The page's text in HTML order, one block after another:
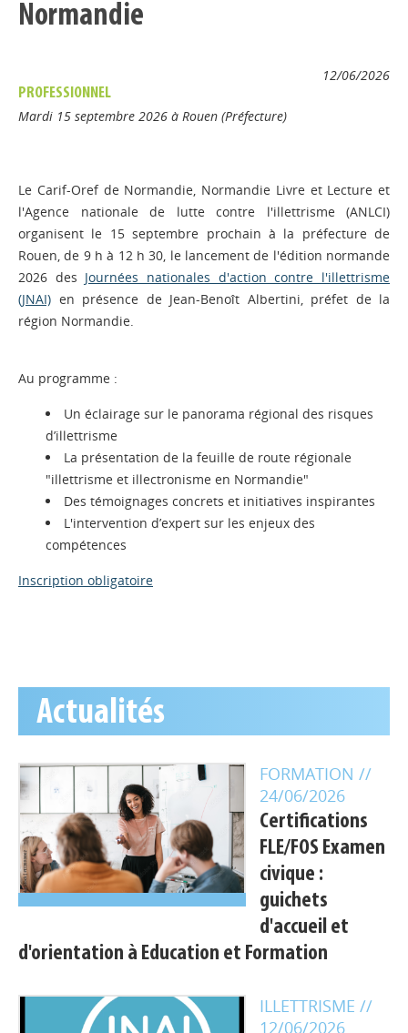
Normandie
12/06/2026
PROFESSIONNEL
Mardi 15 septembre 2026 à Rouen (Préfecture)
Le Carif-Oref de Normandie, Normandie Livre et Lecture et
l'Agence nationale de lutte contre l'illettrisme (ANLCI)
organisent le 15 septembre prochain à la préfecture de
Rouen, de 9 h à 12 h 30, le lancement de l'édition normande
2026 des Journées nationales d'action contre l'illettrisme
(JNAI) en présence de Jean-Benoît Albertini, préfet de la
région Normandie.
Au programme :
Un éclairage sur le panorama régional des risques
d’illettrisme
La présentation de la feuille de route régionale
"illettrisme et illectronisme en Normandie"
Des témoignages concrets et initiatives inspirantes
L'intervention d’expert sur les enjeux des
compétences
Inscription obligatoire
Actualités
FORMATION //
24/06/2026
Certifications
FLE/FOS Examen
civique :
guichets
d'accueil et
d'orientation à Education et Formation
ILLETTRISME //
12/06/2026